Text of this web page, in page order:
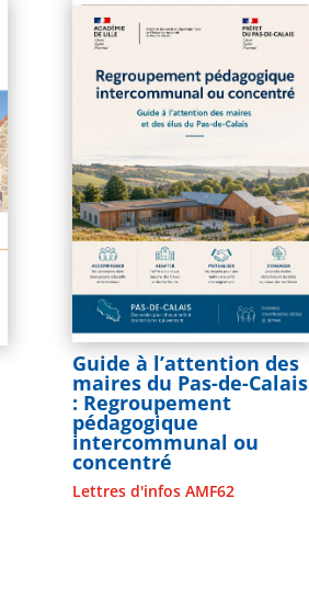
Guide à l’attention des
maires du Pas-de-Calais
: Regroupement
pédagogique
intercommunal ou
concentré
Lettres d'infos AMF62